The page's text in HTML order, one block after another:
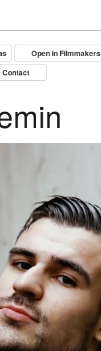
Open in Filmmakers
Contact